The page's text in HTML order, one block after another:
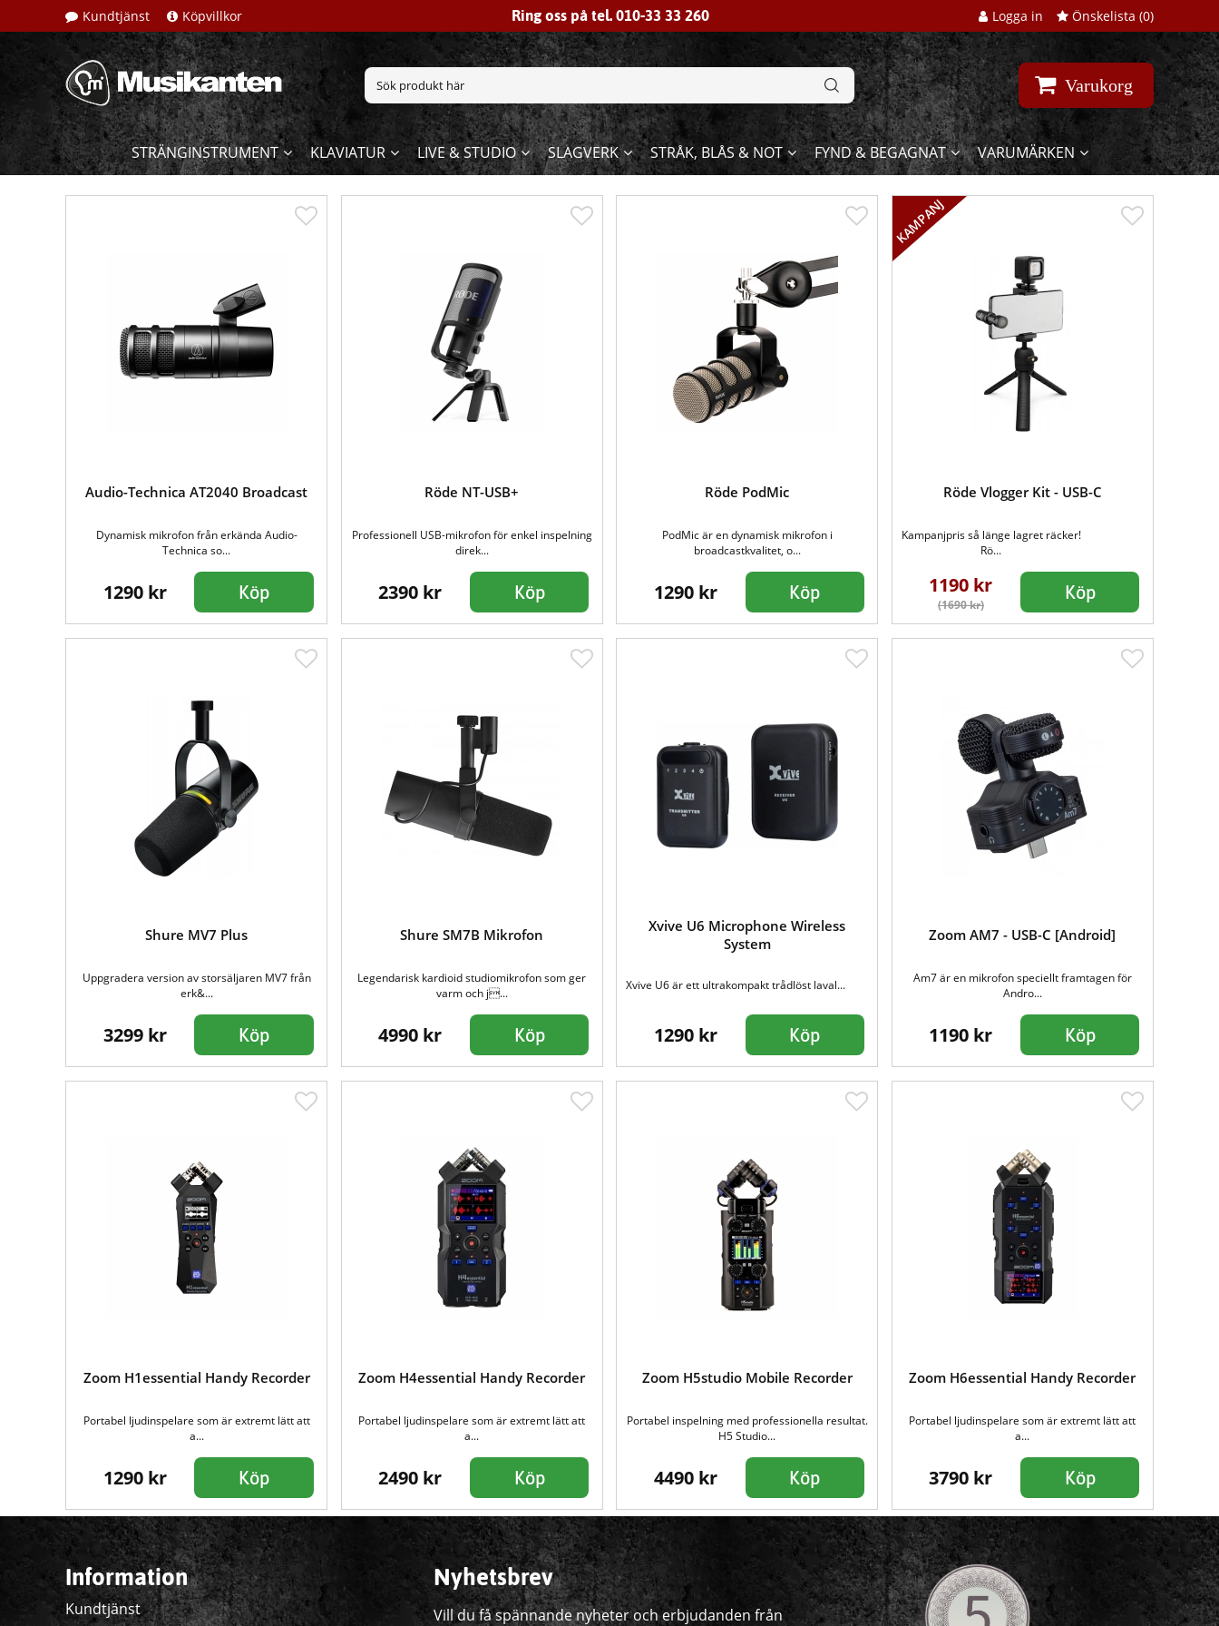
Kundtjänst Köpvillkor Ring oss på tel. 010-33 33 260 Logga in Önskelista (0)
Varukorg
STRÄNGINSTRUMENT KLAVIATUR LIVE & STUDIO SLAGVERK STRÅK, BLÅS & NOT FYND & BEGAGNAT VARUMÄRKEN
Audio-Technica AT2040 Broadcast
Dynamisk mikrofon från erkända Audio-
Technica so...
1290 kr Köp
Röde NT-USB+
Professionell USB-mikrofon för enkel inspelning
direk...
2390 kr Köp
Röde PodMic
PodMic är en dynamisk mikrofon i
broadcastkvalitet, o...
1290 kr Köp
Röde Vlogger Kit - USB-C
Kampanjpris så länge lagret räcker!
Rö...
1190 kr
(1690 kr)
Köp
Shure MV7 Plus
Uppgradera version av storsäljaren MV7 från
erk&...
3299 kr Köp
Shure SM7B Mikrofon
Legendarisk kardioid studiomikrofon som ger
varm och j...
4990 kr Köp
Xvive U6 Microphone Wireless
System
Xvive U6 är ett ultrakompakt trådlöst laval...
1290 kr Köp
Zoom AM7 - USB-C [Android]
Am7 är en mikrofon speciellt framtagen för
Andro...
1190 kr Köp
Zoom H1essential Handy Recorder
Portabel ljudinspelare som är extremt lätt att
a...
1290 kr Köp
Zoom H4essential Handy Recorder
Portabel ljudinspelare som är extremt lätt att
a...
2490 kr Köp
Zoom H5studio Mobile Recorder
Portabel inspelning med professionella resultat.
H5 Studio...
4490 kr Köp
Zoom H6essential Handy Recorder
Portabel ljudinspelare som är extremt lätt att
a...
3790 kr Köp
Information
Kundtjänst
Nyhetsbrev
Vill du få spännande nyheter och erbjudanden från